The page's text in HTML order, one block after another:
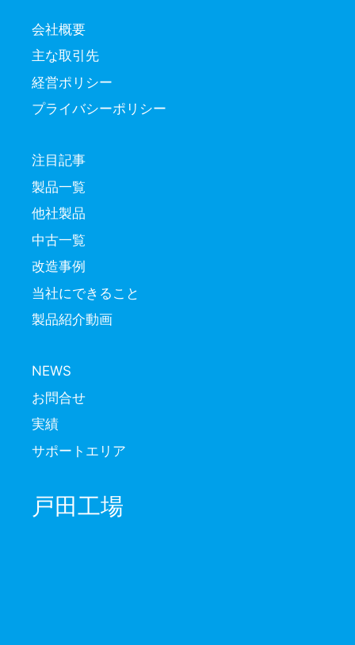
会社概要
主な取引先
経営ポリシー
プライバシーポリシー
注目記事
製品一覧
他社製品
中古一覧
改造事例
当社にできること
製品紹介動画
NEWS
お問合せ
実績
サポートエリア
戸田工場